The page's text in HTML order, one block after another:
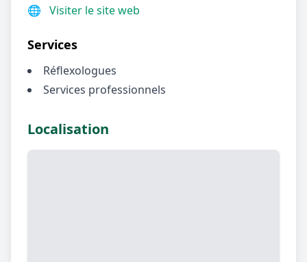
🌐 Visiter le site web
Services
Réflexologues
Services professionnels
Localisation